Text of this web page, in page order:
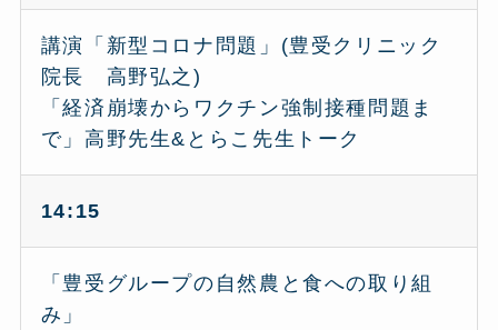
講演「新型コロナ問題」(豊受クリニック
院長 高野弘之)
「経済崩壊からワクチン強制接種問題ま
で」高野先生&とらこ先生トーク
14:15
「豊受グループの自然農と食への取り組
み」